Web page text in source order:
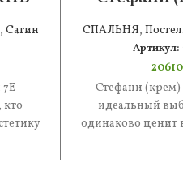
, Сатин
7Е —
СПАЛЬНЯ,
Артикул:
Стефани
идеальный
одинаково ценит